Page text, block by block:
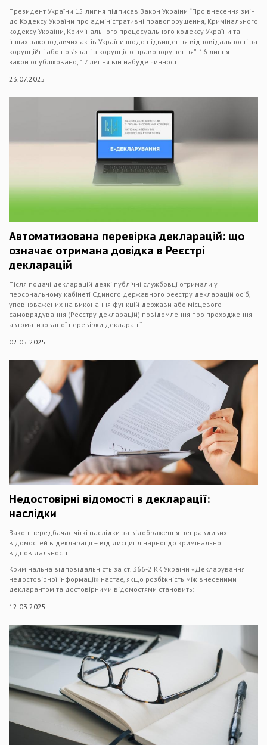
Президент України 15 липня підписав Закон України “Про внесення змін
до Кодексу України про адміністративні правопорушення, Кримінального
кодексу України, Кримінального процесуального кодексу України та
інших законодавчих актів України щодо підвищення відповідальності за
корупційні або пов’язані з корупцією правопорушення”. 16 липня
закон опубліковано, 17 липня він набуде чинності
23.07.2025
Автоматизована перевірка декларацій: що
означає отримана довідка в Реєстрі
декларацій
Після подачі декларацій деякі публічні службовці отримали у
персональному кабінеті Єдиного державного реєстру декларацій осіб,
уповноважених на виконання функцій держави або місцевого
самоврядування (Реєстру декларацій) повідомлення про проходження
автоматизованої перевірки декларації
02.05.2025
Недостовірні відомості в декларації:
наслідки
Закон передбачає чіткі наслідки за відображення неправдивих
відомостей в декларації – від дисциплінарної до кримінальної
відповідальності.
Кримінальна відповідальність за ст. 366-2 КК України «Декларування
недостовірної інформації» настає, якщо розбіжність між внесеними
декларантом та достовірними відомостями становить:
12.03.2025